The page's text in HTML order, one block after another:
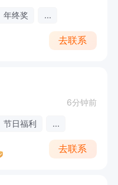
年终奖 ...
去联系
6分钟前
节日福利 ...
去联系